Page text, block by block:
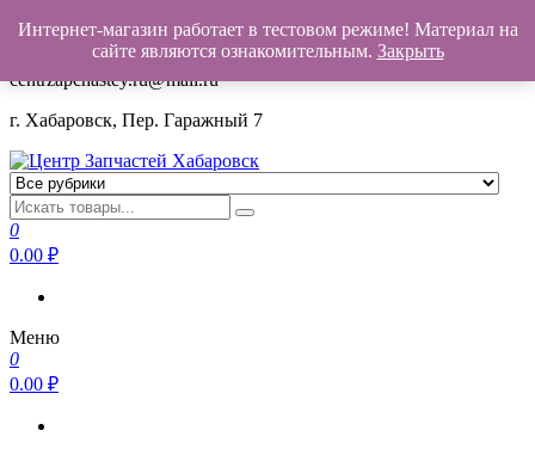
+7(962)503-00-25
centrzapchastey.ru@mail.ru
г. Хабаровск, Пер. Гаражный 7
Центр Запчастей Хабаровск
Запчасти для авто,
мото,бензопил,велосипедов,снегоходов,бензопил и т.д.
Хабаровск
0
0.00 ₽
Меню
0
0.00 ₽
Интернет-магазин работает в тестовом режиме! Материал на
сайте являются ознакомительным. Закрыть